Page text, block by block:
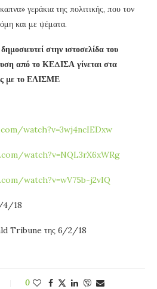
γεράκια της πολιτικής, που τον
και με ψέματα.
στην ιστοσελίδα του
από το ΚΕΔΙΣΑ γίνεται στα
με το ΕΛΙΣΜΕ
watch?v=3wj4ncIEDxw
watch?v=NQL3rX6xWRg
watch?v=wV75b-j2vIQ
4/18
Tribune της 6/2/18
0